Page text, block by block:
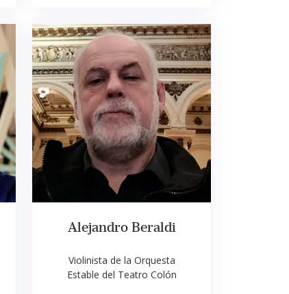
Alejandro Beraldi
Violinista de la Orquesta
Estable del Teatro Colón